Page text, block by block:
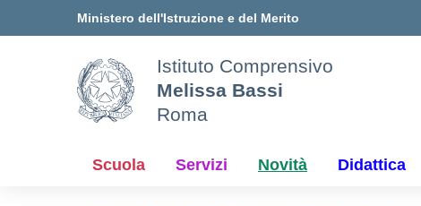
Ministero dell'Istruzione e del Merito
Istituto Comprensivo
Melissa Bassi
Roma
Scuola Servizi Novità Didattica